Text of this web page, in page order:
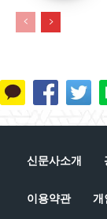
신문사소개
이용약관 개